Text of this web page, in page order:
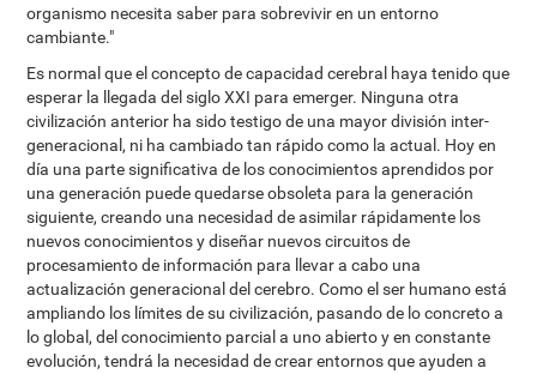
organismo necesita saber para sobrevivir en un entorno
cambiante."
Es normal que el concepto de capacidad cerebral haya tenido que
esperar la llegada del siglo XXI para emerger. Ninguna otra
civilización anterior ha sido testigo de una mayor división inter-
generacional, ni ha cambiado tan rápido como la actual. Hoy en
día una parte significativa de los conocimientos aprendidos por
una generación puede quedarse obsoleta para la generación
siguiente, creando una necesidad de asimilar rápidamente los
nuevos conocimientos y diseñar nuevos circuitos de
procesamiento de información para llevar a cabo una
actualización generacional del cerebro. Como el ser humano está
ampliando los límites de su civilización, pasando de lo concreto a
lo global, del conocimiento parcial a uno abierto y en constante
evolución, tendrá la necesidad de crear entornos que ayuden a